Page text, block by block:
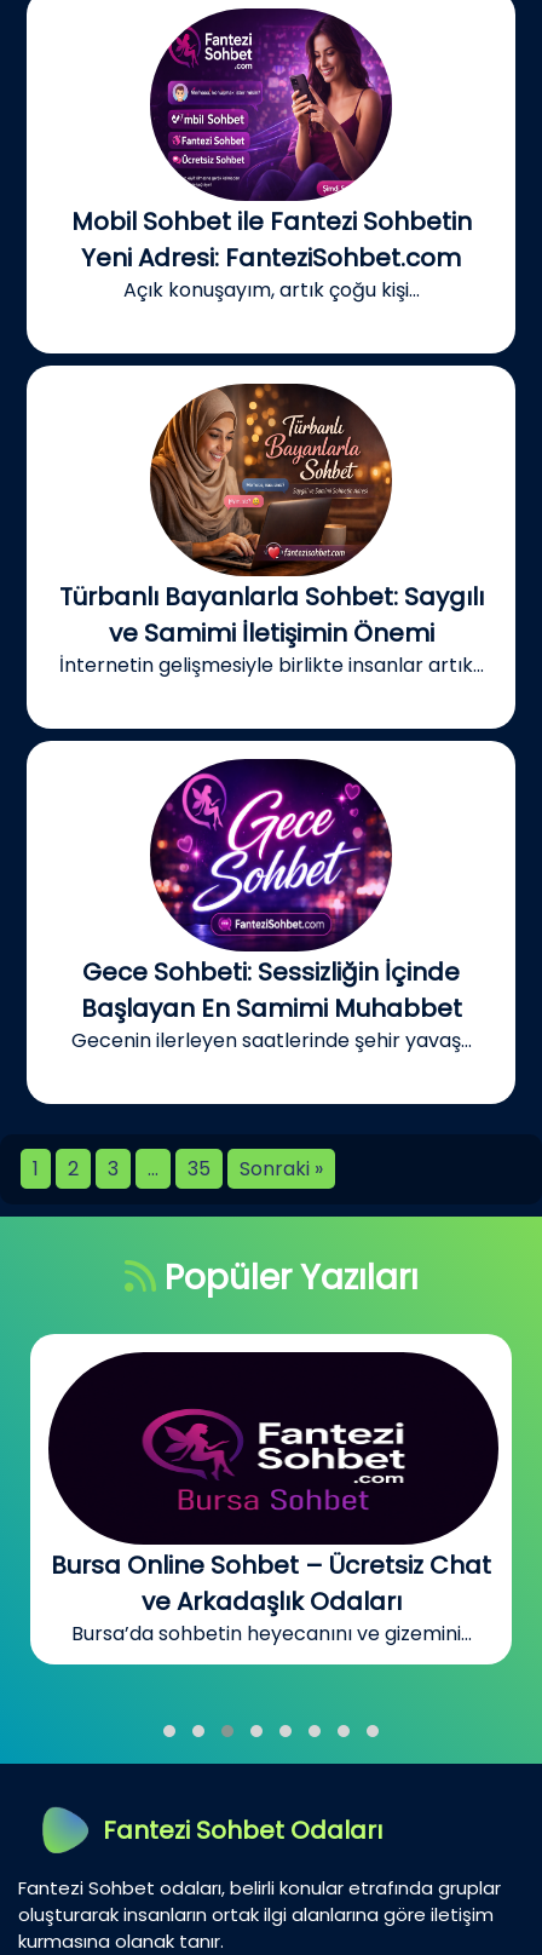
Mobil Sohbet ile Fantezi Sohbetin
Yeni Adresi: FanteziSohbet.com
Açık konuşayım, artık çoğu kişi...
Türbanlı Bayanlarla Sohbet: Saygılı
ve Samimi İletişimin Önemi
İnternetin gelişmesiyle birlikte insanlar artık...
Gece Sohbeti: Sessizliğin İçinde
Başlayan En Samimi Muhabbet
Gecenin ilerleyen saatlerinde şehir yavaş...
1 2 3 … 35 Sonraki »
Popüler Yazıları
Bursa Online Sohbet – Ücretsiz Chat
ve Arkadaşlık Odaları
Bursa’da sohbetin heyecanını ve gizemini...
Fantezi Sohbet Odaları
Fantezi Sohbet odaları, belirli konular etrafında gruplar
oluşturarak insanların ortak ilgi alanlarına göre iletişim
kurmasına olanak tanır.